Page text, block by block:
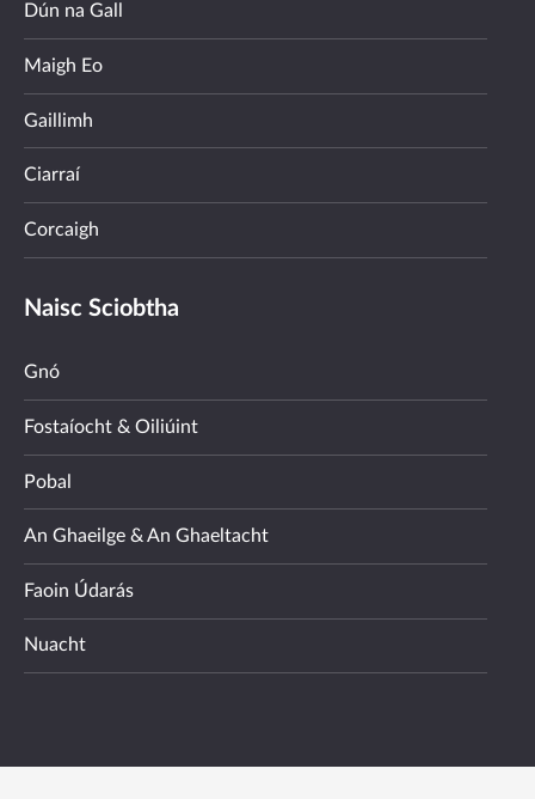
Dún na Gall
Maigh Eo
Gaillimh
Ciarraí
Corcaigh
Naisc Sciobtha
Gnó
Fostaíocht & Oiliúint
Pobal
An Ghaeilge & An Ghaeltacht
Faoin Údarás
Nuacht